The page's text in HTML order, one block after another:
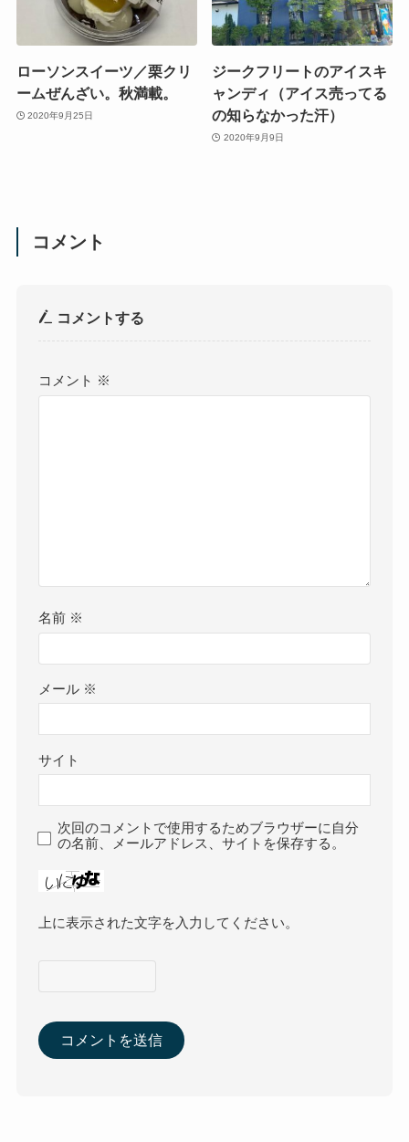
ローソンスイーツ／栗クリ
ームぜんざい。秋満載。
2020年9月25日
ジークフリートのアイスキ
ャンディ（アイス売ってる
の知らなかった汗）
2020年9月9日
コメント
コメントする
コメント ※
名前 ※
メール ※
サイト
次回のコメントで使用するためブラウザーに自分
の名前、メールアドレス、サイトを保存する。
上に表示された文字を入力してください。